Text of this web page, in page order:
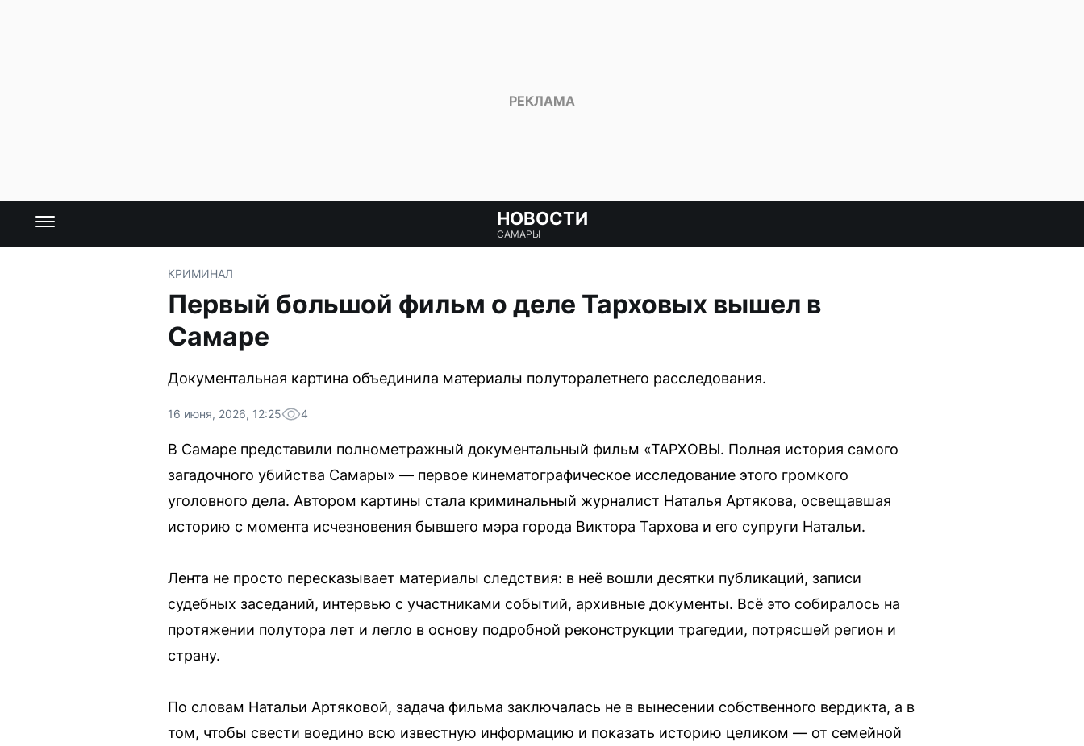
НОВОСТИ
САМАРЫ
КРИМИНАЛ
Первый большой фильм о деле Тарховых вышел в
Самаре
Документальная картина объединила материалы полуторалетнего расследования.
16 июня, 2026, 12:25 4
В Самаре представили полнометражный документальный фильм «ТАРХОВЫ. Полная история самого
загадочного убийства Самары» — первое кинематографическое исследование этого громкого
уголовного дела. Автором картины стала криминальный журналист Наталья Артякова, освещавшая
историю с момента исчезновения бывшего мэра города Виктора Тархова и его супруги Натальи.
Лента не просто пересказывает материалы следствия: в неё вошли десятки публикаций, записи
судебных заседаний, интервью с участниками событий, архивные документы. Всё это собиралось на
протяжении полутора лет и легло в основу подробной реконструкции трагедии, потрясшей регион и
страну.
По словам Натальи Артяковой, задача фильма заключалась не в вынесении собственного вердикта, а в
том, чтобы свести воедино всю известную информацию и показать историю целиком — от семейной